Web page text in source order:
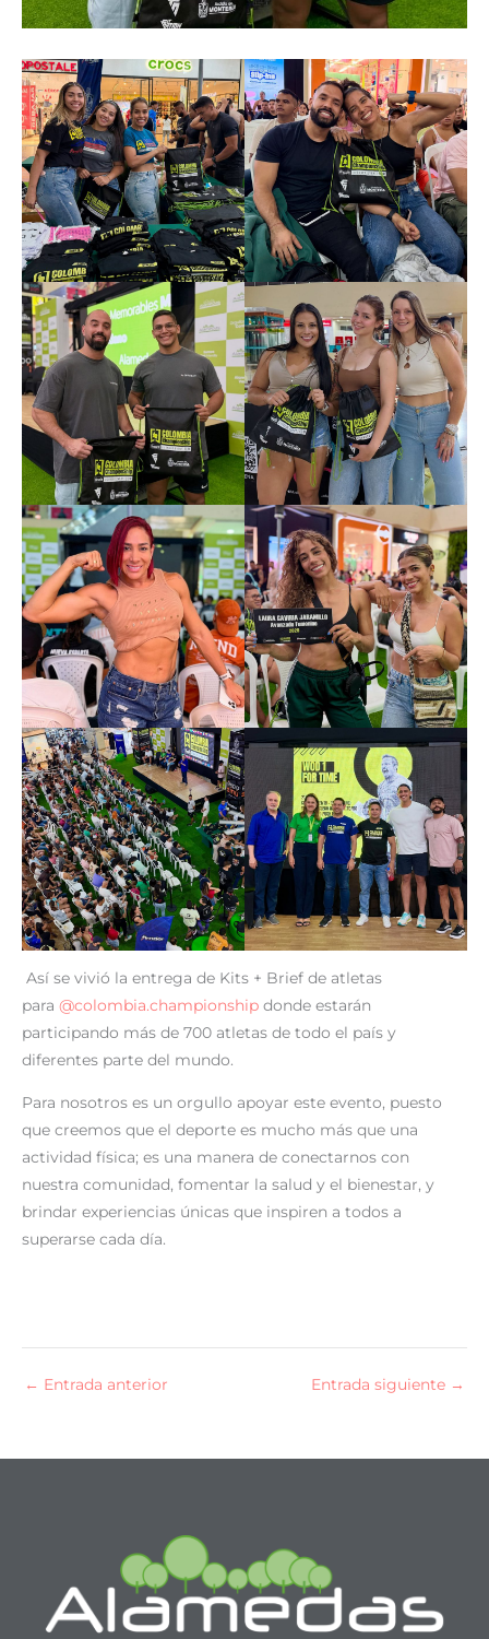
Así se vivió la entrega de Kits + Brief de atletas
para @colombia.championship donde estarán
participando más de 700 atletas de todo el país y
diferentes parte del mundo.
Para nosotros es un orgullo apoyar este evento, puesto
que creemos que el deporte es mucho más que una
actividad física; es una manera de conectarnos con
nuestra comunidad, fomentar la salud y el bienestar, y
brindar experiencias únicas que inspiren a todos a
superarse cada día.
← Entrada anterior Entrada siguiente →